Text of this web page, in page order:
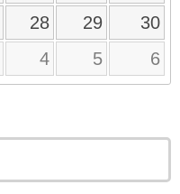
28 29
30
4 5 6